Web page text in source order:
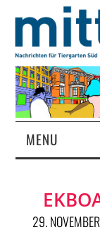
MENU
MAGAZIN
29.